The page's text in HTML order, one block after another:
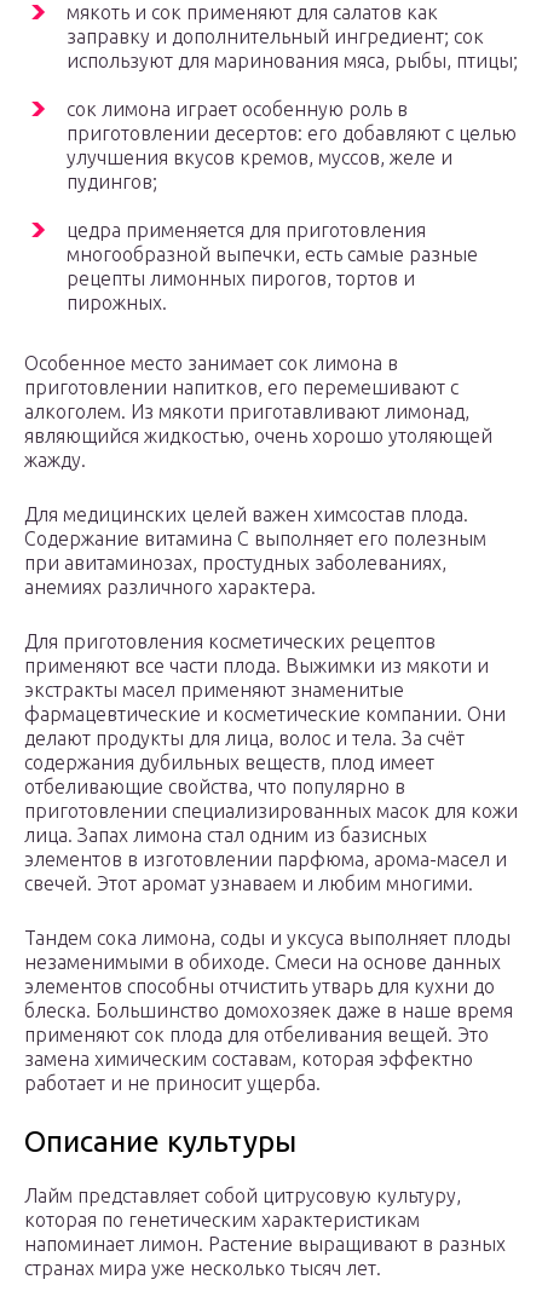
мякоть и сок применяют для салатов как
заправку и дополнительный ингредиент; сок
используют для маринования мяса, рыбы, птицы;
сок лимона играет особенную роль в
приготовлении десертов: его добавляют с целью
улучшения вкусов кремов, муссов, желе и
пудингов;
цедра применяется для приготовления
многообразной выпечки, есть самые разные
рецепты лимонных пирогов, тортов и
пирожных.
Особенное место занимает сок лимона в
приготовлении напитков, его перемешивают с
алкоголем. Из мякоти приготавливают лимонад,
являющийся жидкостью, очень хорошо утоляющей
жажду.
Для медицинских целей важен химсостав плода.
Содержание витамина C выполняет его полезным
при авитаминозах, простудных заболеваниях,
анемиях различного характера.
Для приготовления косметических рецептов
применяют все части плода. Выжимки из мякоти и
экстракты масел применяют знаменитые
фармацевтические и косметические компании. Они
делают продукты для лица, волос и тела. За счёт
содержания дубильных веществ, плод имеет
отбеливающие свойства, что популярно в
приготовлении специализированных масок для кожи
лица. Запах лимона стал одним из базисных
элементов в изготовлении парфюма, арома-масел и
свечей. Этот аромат узнаваем и любим многими.
Тандем сока лимона, соды и уксуса выполняет плоды
незаменимыми в обиходе. Смеси на основе данных
элементов способны отчистить утварь для кухни до
блеска. Большинство домохозяек даже в наше время
применяют сок плода для отбеливания вещей. Это
замена химическим составам, которая эффектно
работает и не приносит ущерба.
Описание культуры
Лайм представляет собой цитрусовую культуру,
которая по генетическим характеристикам
напоминает лимон. Растение выращивают в разных
странах мира уже несколько тысяч лет.